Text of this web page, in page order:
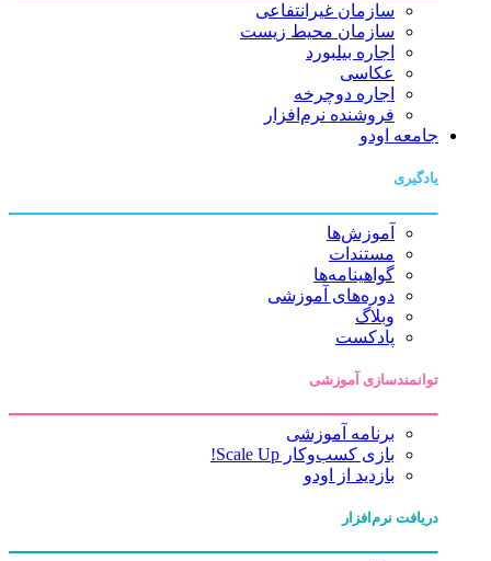
سازمان غیرانتفاعی
سازمان محیط زیست
اجاره بیلبورد
عکاسی
اجاره دوچرخه
فروشنده نرم‌افزار
جامعه اودو
یادگیری
آموزش‌ها
مستندات
گواهینامه‌ها
دوره‌های آموزشی
وبلاگ
پادکست
توانمندسازی آموزشی
برنامه آموزشی
بازی کسب‌وکار Scale Up!
بازدید از اودو
دریافت نرم‌افزار